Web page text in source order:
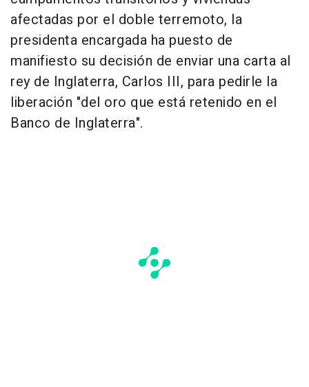
afectadas por el doble terremoto, la
presidenta encargada ha puesto de
manifiesto su decisión de enviar una carta al
rey de Inglaterra, Carlos III, para pedirle la
liberación "del oro que está retenido en el
Banco de Inglaterra".